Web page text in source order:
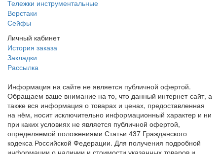
Тележки инструментальные
Верстаки
Сейфы
Личный кабинет
История заказа
Закладки
Рассылка
Информация на сайте не является публичной офертой.
Обращаем ваше внимание на то, что данный интернет-сайт, а
также вся информация о товарах и ценах, предоставленная
на нём, носит исключительно информационный характер и ни
при каких условиях не является публичной офертой,
определяемой положениями Статьи 437 Гражданского
кодекса Российской Федерации. Для получения подробной
информации о наличии и стоимости указанных товаров и